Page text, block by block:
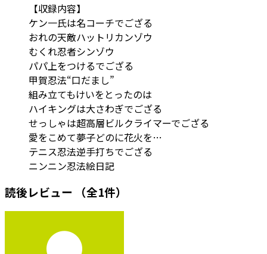
【収録内容】
ケン一氏は名コーチでござる
おれの天敵ハットリカンゾウ
むくれ忍者シンゾウ
パパ上をつけるでござる
甲賀忍法“口だまし”
組み立てもけいをとったのは
ハイキングは大さわぎでござる
せっしゃは超高層ビルクライマーでござる
愛をこめて夢子どのに花火を…
テニス忍法逆手打ちでござる
ニンニン忍法絵日記
読後レビュー （全1件）